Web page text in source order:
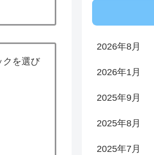
クを選び
2026年8月
2026年1月
2025年9月
2025年8月
2025年7月